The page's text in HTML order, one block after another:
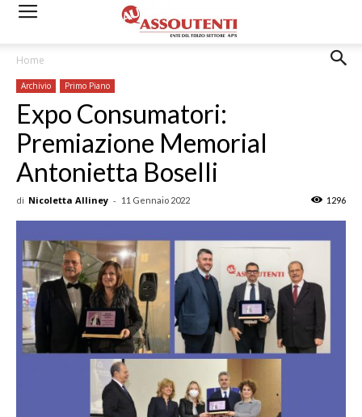
Home
Archivio Primo Piano
Expo Consumatori:
Premiazione Memorial
Antonietta Boselli
di Nicoletta Alliney - 11 Gennaio 2022 1296